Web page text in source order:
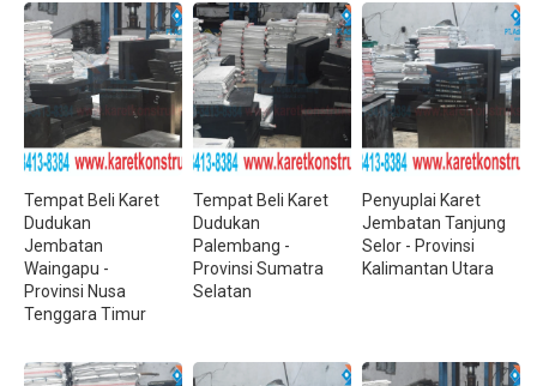
Tempat Beli Karet
Dudukan
Jembatan
Waingapu -
Provinsi Nusa
Tenggara Timur
Tempat Beli Karet
Dudukan
Palembang -
Provinsi Sumatra
Selatan
Penyuplai Karet
Jembatan Tanjung
Selor - Provinsi
Kalimantan Utara